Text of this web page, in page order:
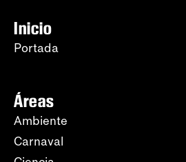
Inicio
Portada
Áreas
Ambiente
Carnaval